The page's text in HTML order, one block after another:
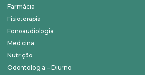
Farmácia
Fisioterapia
Fonoaudiologia
Medicina
Nutrição
Odontologia – Diurno